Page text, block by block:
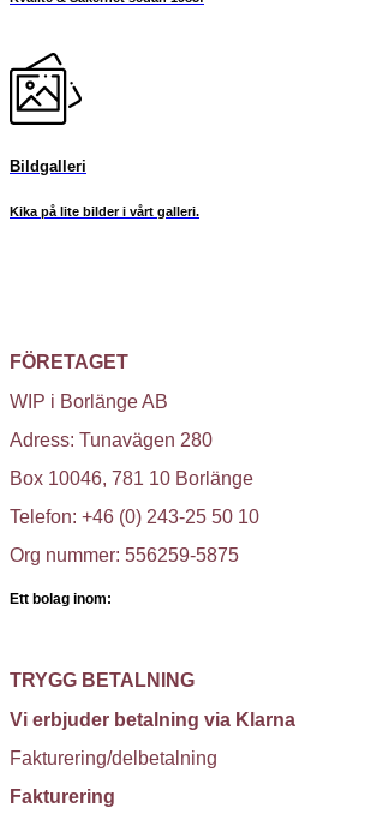
Bildgalleri
Kika på lite bilder i vårt galleri.
FÖRETAGET
WIP i Borlänge AB
Adress: Tunavägen 280
Box 10046, 781 10 Borlänge
Telefon: +46 (0) 243-25 50 10
Org nummer: 556259-5875
Ett bolag inom:
TRYGG BETALNING
Vi erbjuder betalning via Klarna
Fakturering/delbetalning
Fakturering